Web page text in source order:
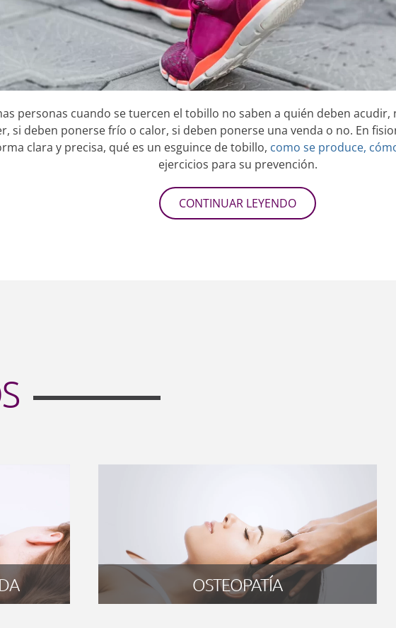
personas cuando se tuercen el tobillo no saben a quién deben acudir,
si deben ponerse frío o calor, si deben ponerse una venda o no. En
clara y precisa, qué es un esguince de tobillo, como se produce,
ejercicios para su prevención.
CONTINUAR LEYENDO
OSTEOPATÍA